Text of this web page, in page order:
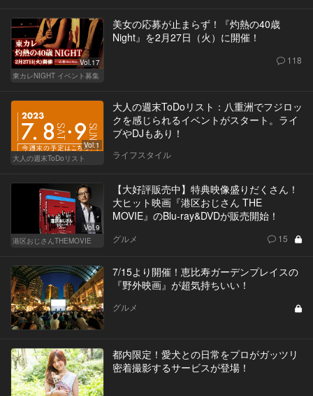
Vol.17
東カレNIGHT イベント募集
美女の応募が止まらず！『灼熱の40歳
Night』を2月27日（火）に開催！
118
Vol.1
大人の週末ToDoリスト
大人の週末ToDoリスト：八重洲でフジロッ
クを感じられるイベントがスタート。ライ
ブやDJもあり！
ライフスタイル
Vol.9
港区おじさんTHEMOVIE
【大好評販売中】特典映像盛りだくさん！
大ヒット映画『港区おじさん THE
MOVIE』のBlu-ray&DVDが販売開始！
グルメ 15
7/15より開催！恵比寿ガーデンプレイスの
『野外映画』が超気持ちいい！
グルメ
都内限定！愛犬との日常をプロがガッツリ
密着撮影するサービスが登場！